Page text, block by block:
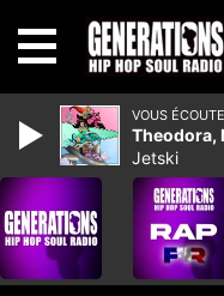
VOUS
Theodora,
Jetski